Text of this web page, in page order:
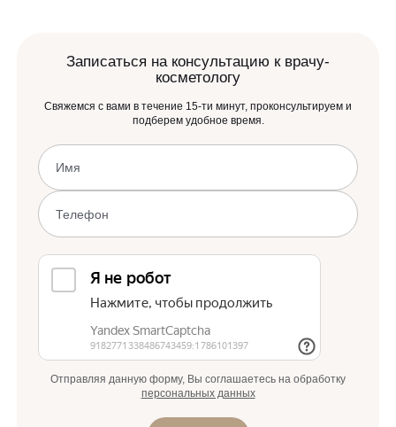
Записаться на консультацию к врачу-
косметологу
Свяжемся с вами в течение 15-ти минут, проконсультируем и
подберем удобное время.
Отправляя данную форму, Вы соглашаетесь на обработку
персональных данных